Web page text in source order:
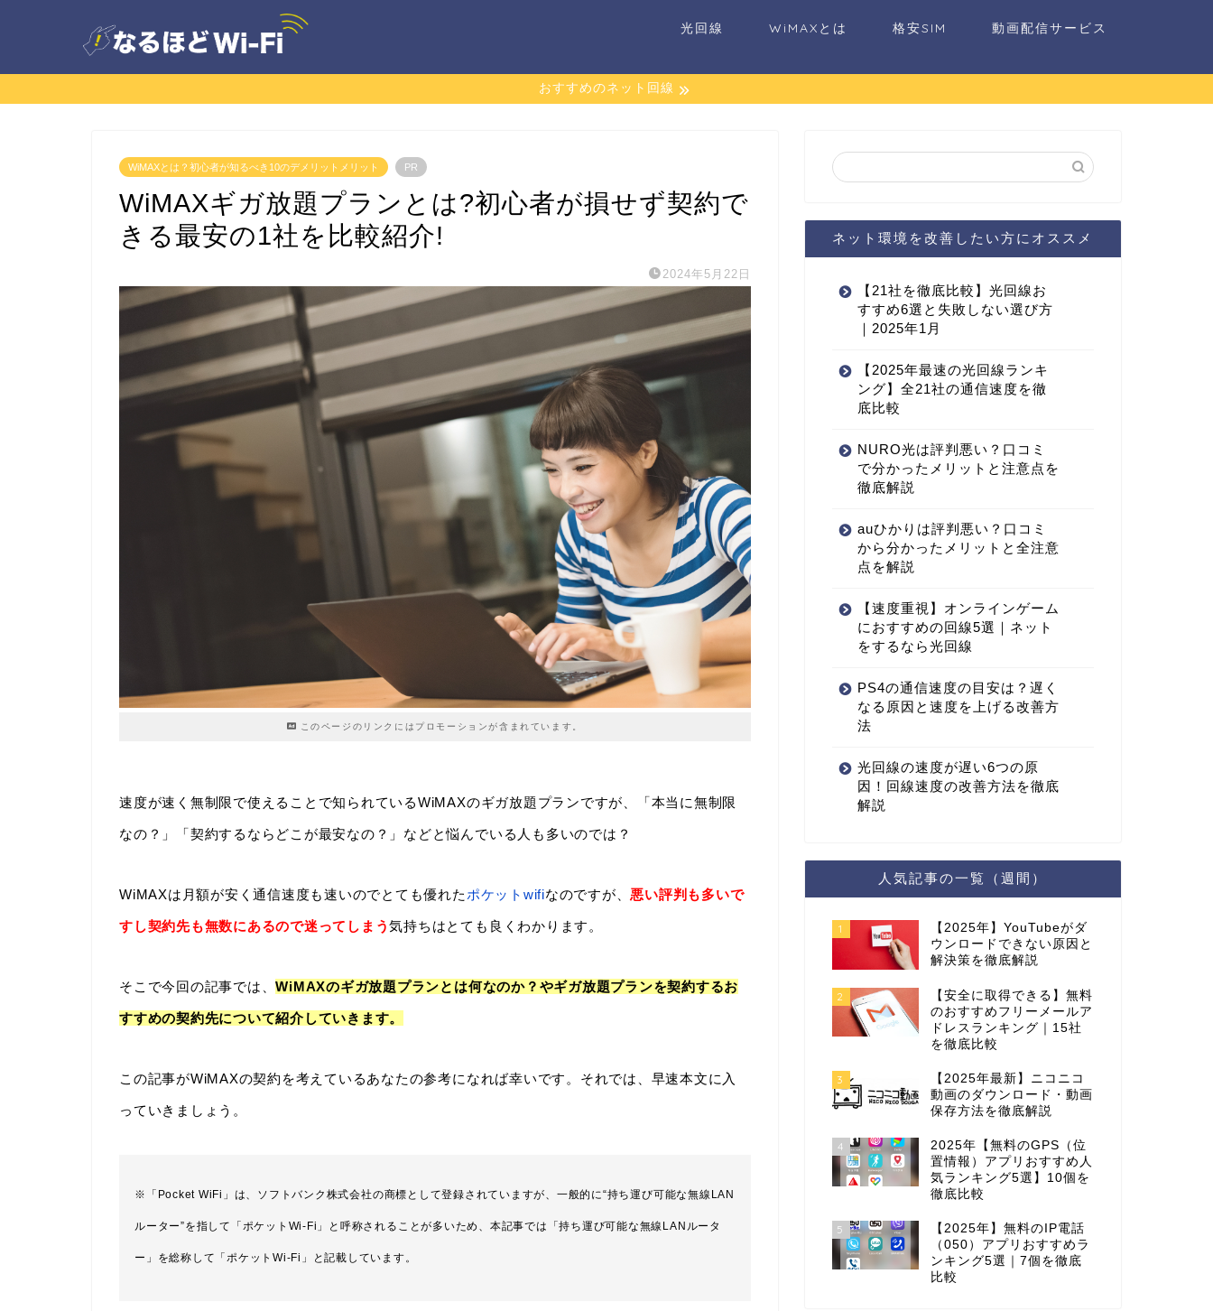
光回線 WiMAXとは 格安SIM 動画配信サービス
おすすめのネット回線
WiMAXとは？初心者が知るべき10のデメリットメリット PR
WiMAXギガ放題プランとは?初心者が損せず契約で
きる最安の1社を比較紹介!
2024年5月22日
このページのリンクにはプロモーションが含まれています。
速度が速く無制限で使えることで知られているWiMAXのギガ放題プランですが、「本当に無制限
なの？」「契約するならどこが最安なの？」などと悩んでいる人も多いのでは？
WiMAXは月額が安く通信速度も速いのでとても優れた ポケットwifiなのですが、 悪い評判も多いで
すし契約先も無数にあるので迷ってしまう気持ちはとても良くわかります。
そこで今回の記事では、WiMAXのギガ放題プランとは何なのか？やギガ放題プランを契約するお
すすめの契約先について紹介していきます。
この記事がWiMAXの契約を考えているあなたの参考になれば幸いです。それでは、早速本文に入
っていきましょう。
※「Pocket WiFi」は、ソフトバンク株式会社の商標として登録されていますが、一般的に“持ち運び可能な無線LAN
ルーター”を指して「ポケットWi-Fi」と呼称されることが多いため、本記事では「持ち運び可能な無線LANルータ
ー」を総称して「ポケットWi-Fi」と記載しています。
ネット環境を改善したい方にオススメ
【21社を徹底比較】光回線お
すすめ6選と失敗しない選び方
｜2025年1月
【2025年最速の光回線ランキ
ング】全21社の通信速度を徹
底比較
NURO光は評判悪い？口コミ
で分かったメリットと注意点を
徹底解説
auひかりは評判悪い？口コミ
から分かったメリットと全注意
点を解説
【速度重視】オンラインゲーム
におすすめの回線5選｜ネット
をするなら光回線
PS4の通信速度の目安は？遅く
なる原因と速度を上げる改善方
法
光回線の速度が遅い6つの原
因！回線速度の改善方法を徹底
解説
人気記事の一覧（週間）
1
【2025年】YouTubeがダ
ウンロードできない原因と
解決策を徹底解説
2
【安全に取得できる】無料
のおすすめフリーメールア
ドレスランキング｜15社
を徹底比較
3
【2025年最新】ニコニコ
動画のダウンロード・動画
保存方法を徹底解説
4
2025年【無料のGPS（位
置情報）アプリおすすめ人
気ランキング5選】10個を
徹底比較
5
【2025年】無料のIP電話
（050）アプリおすすめラ
ンキング5選｜7個を徹底
比較